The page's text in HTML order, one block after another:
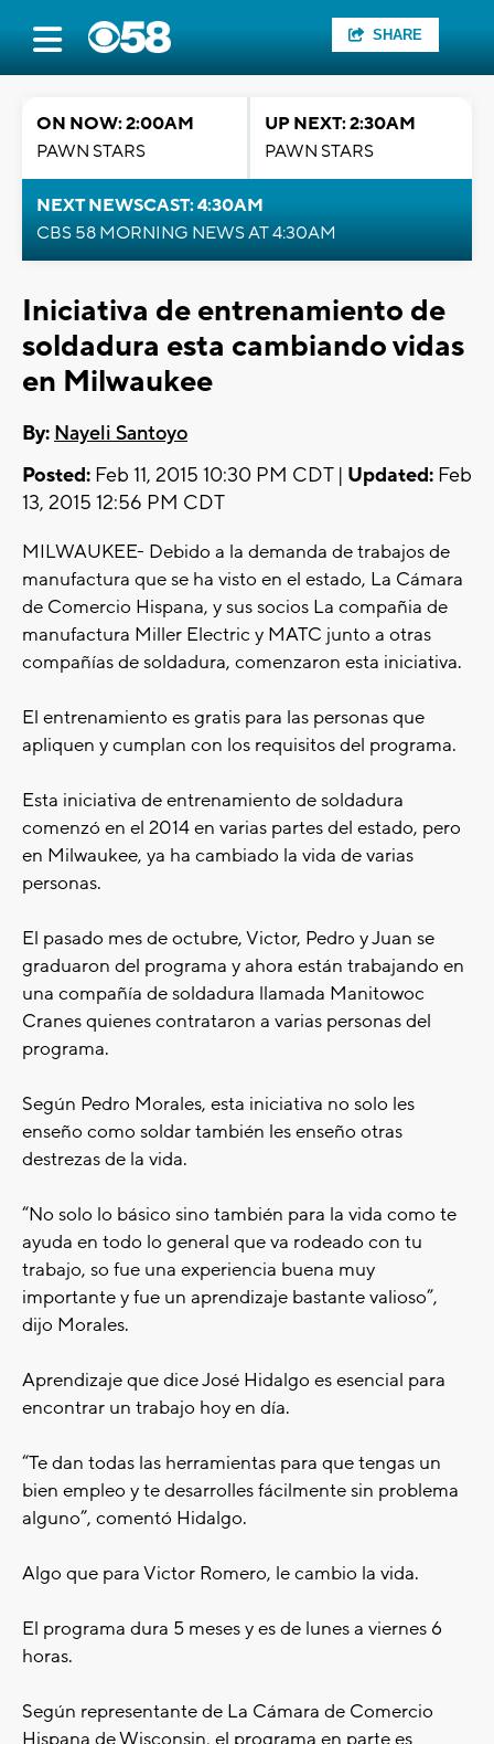
SHARE
ON NOW: 2:00AM
PAWN STARS
UP NEXT: 2:30AM
PAWN STARS
NEXT NEWSCAST: 4:30AM
CBS 58 MORNING NEWS AT 4:30AM
Iniciativa de entrenamiento de
soldadura esta cambiando vidas
en Milwaukee
By: Nayeli Santoyo
Posted: Feb 11, 2015 10:30 PM CDT | Updated: Feb
13, 2015 12:56 PM CDT
MILWAUKEE- Debido a la demanda de trabajos de
manufactura que se ha visto en el estado, La Cámara
de Comercio Hispana, y sus socios La compañia de
manufactura Miller Electric y MATC junto a otras
compañías de soldadura, comenzaron esta iniciativa.
El entrenamiento es gratis para las personas que
apliquen y cumplan con los requisitos del programa.
Esta iniciativa de entrenamiento de soldadura
comenzó en el 2014 en varias partes del estado, pero
en Milwaukee, ya ha cambiado la vida de varias
personas.
El pasado mes de octubre, Victor, Pedro y Juan se
graduaron del programa y ahora están trabajando en
una compañía de soldadura llamada Manitowoc
Cranes quienes contrataron a varias personas del
programa.
Según Pedro Morales, esta iniciativa no solo les
enseño como soldar también les enseño otras
destrezas de la vida.
“No solo lo básico sino también para la vida como te
ayuda en todo lo general que va rodeado con tu
trabajo, so fue una experiencia buena muy
importante y fue un aprendizaje bastante valioso”,
dijo Morales.
Aprendizaje que dice José Hidalgo es esencial para
encontrar un trabajo hoy en día.
“Te dan todas las herramientas para que tengas un
bien empleo y te desarrolles fácilmente sin problema
alguno”, comentó Hidalgo.
Algo que para Victor Romero, le cambio la vida.
El programa dura 5 meses y es de lunes a viernes 6
horas.
Según representante de La Cámara de Comercio